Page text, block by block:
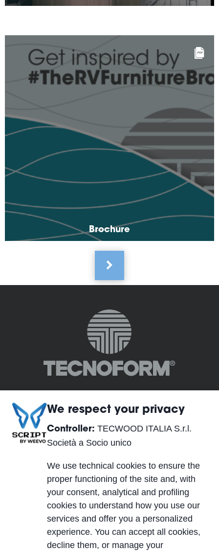
Brochure
TECWOOD ITALIA S.r.l. Società a Socio unico
Località Cusona, 53037 San Gimignano (SI), ITALY
Siège Opérationnel:
Crespellano (BO), ITALY
Cap. Soc. 10.000,00 €
| REA SI-224076 | SDI A4707H7
We respect your privacy
Controller: TECWOOD ITALIA S.r.l.
Società a Socio unico
We use technical cookies to ensure the
proper functioning of the site and, with
your consent, analytical and profiling
cookies to understand how you use our
services and offer you a personalized
experience. You can accept all cookies,
decline them, or manage your